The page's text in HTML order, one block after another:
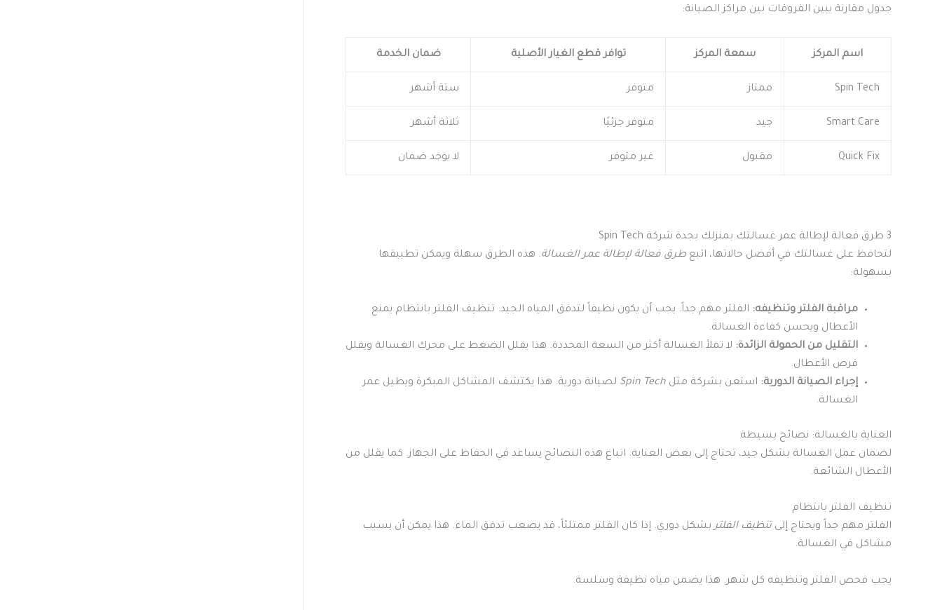
جدول مقارنة يبين الفروقات بين مراكز الصيانة:
اسم المركز سمعة المركز توافر قطع الغيار الأصلية ضمان الخدمة
Spin Tech ممتاز متوفر ستة أشهر
Smart Care جيد متوفر جزئيًا ثلاثة أشهر
Quick Fix مقبول غير متوفر لا يوجد ضمان
3 طرق فعالة لإطالة عمر غسالتك بمنزلك بجدة شركة Spin Tech
لتحافظ على غسالتك في أفضل حالاتها، اتبع طرق فعالة لإطالة عمر الغسالة. هذه الطرق سهلة ويمكن تطبيقها
بسهولة:
مراقبة الفلتر وتنظيفه: الفلتر مهم جداً. يجب أن يكون نظيفاً لتدفق المياه الجيد. تنظيف الفلتر بانتظام يمنع
الأعطال ويحسن كفاءة الغسالة.
التقليل من الحمولة الزائدة: لا تملأ الغسالة أكثر من السعة المحددة. هذا يقلل الضغط على محرك الغسالة ويقلل
فرص الأعطال.
إجراء الصيانة الدورية: استعن بشركة مثل Spin Tech لصيانة دورية. هذا يكتشف المشاكل المبكرة ويطيل عمر
الغسالة.
العناية بالغسالة: نصائح بسيطة
لضمان عمل الغسالة بشكل جيد، تحتاج إلى بعض العناية. اتباع هذه النصائح يساعد في الحفاظ على الجهاز. كما يقلل من
الأعطال الشائعة.
تنظيف الفلتر بانتظام
الفلتر مهم جداً ويحتاج إلى تنظيف الفلتربشكل دوري. إذا كان الفلتر ممتلئاً، قد يصعب تدفق الماء. هذا يمكن أن يسبب
مشاكل في الغسالة.
يجب فحص الفلتر وتنظيفه كل شهر. هذا يضمن مياه نظيفة وسلسة.